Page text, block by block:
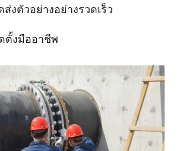
งตัวอย่างอย่างรวดเร็ว
ตั้งมืออาชีพ